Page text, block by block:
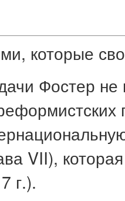
которые
Фостер
VII),
г.).